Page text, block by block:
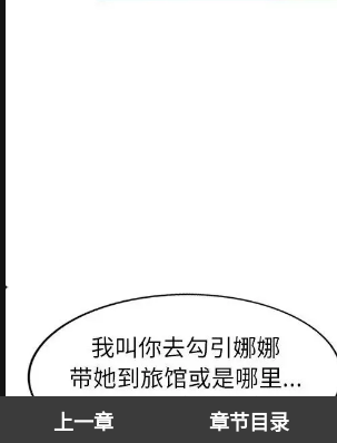
上一章 章节目录